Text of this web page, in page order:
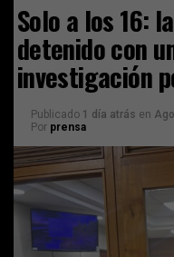
Solo a los 16:
detenido con
investigación
Publicado 1 día atrás en
Por prensa